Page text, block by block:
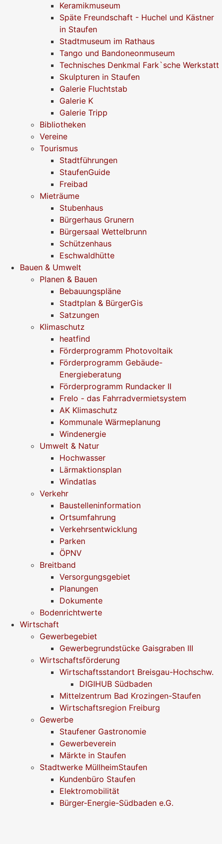
Keramikmuseum
Späte Freundschaft - Huchel und Kästner
in Staufen
Stadtmuseum im Rathaus
Tango und Bandoneonmuseum
Technisches Denkmal Fark`sche Werkstatt
Skulpturen in Staufen
Galerie Fluchtstab
Galerie K
Galerie Tripp
Bibliotheken
Vereine
Tourismus
Stadtführungen
StaufenGuide
Freibad
Mieträume
Stubenhaus
Bürgerhaus Grunern
Bürgersaal Wettelbrunn
Schützenhaus
Eschwaldhütte
Bauen & Umwelt
Planen & Bauen
Bebauungspläne
Stadtplan & BürgerGis
Satzungen
Klimaschutz
heatfind
Förderprogramm Photovoltaik
Förderprogramm Gebäude-
Energieberatung
Förderprogramm Rundacker II
Frelo - das Fahrradvermietsystem
AK Klimaschutz
Kommunale Wärmeplanung
Windenergie
Umwelt & Natur
Hochwasser
Lärmaktionsplan
Windatlas
Verkehr
Baustelleninformation
Ortsumfahrung
Verkehrsentwicklung
Parken
ÖPNV
Breitband
Versorgungsgebiet
Planungen
Dokumente
Bodenrichtwerte
Wirtschaft
Gewerbegebiet
Gewerbegrundstücke Gaisgraben III
Wirtschaftsförderung
Wirtschaftsstandort Breisgau-Hochschw.
DIGIHUB Südbaden
Mittelzentrum Bad Krozingen-Staufen
Wirtschaftsregion Freiburg
Gewerbe
Staufener Gastronomie
Gewerbeverein
Märkte in Staufen
Stadtwerke MüllheimStaufen
Kundenbüro Staufen
Elektromobilität
Bürger-Energie-Südbaden e.G.